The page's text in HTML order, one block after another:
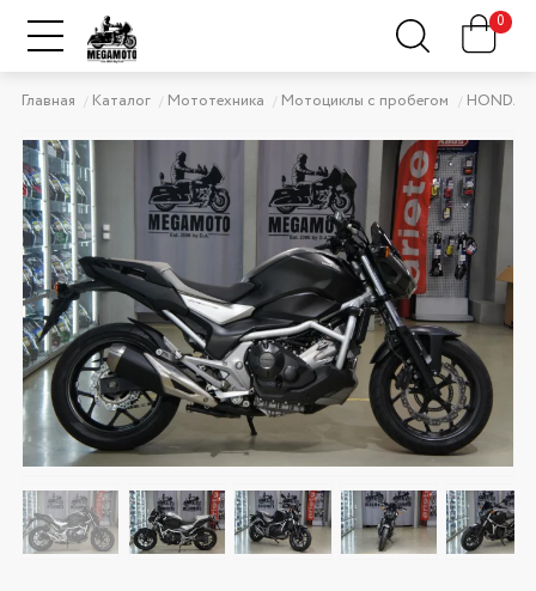
0
Главная Каталог Мототехника Мотоциклы с пробегом HONDA